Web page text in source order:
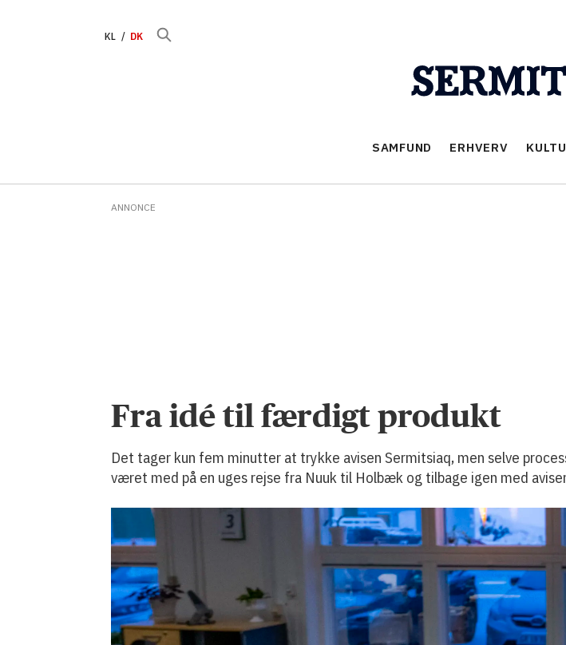
KL DK
SAMFUND ERHVERV
ANNONCE
Fra idé til færdigt produkt
Det tager kun fem minutter at trykke avisen Sermitsiaq, men selve
været med på en uges rejse fra Nuuk til Holbæk og tilbage igen med